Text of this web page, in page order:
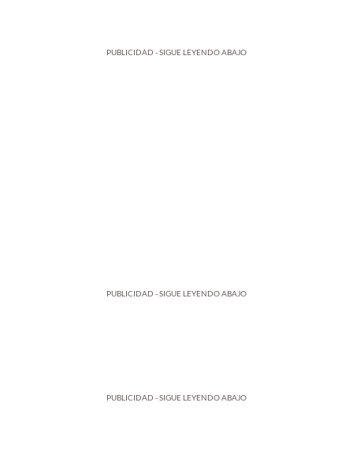
PUBLICIDAD - SIGUE LEYENDO ABAJO
PUBLICIDAD - SIGUE LEYENDO ABAJO
PUBLICIDAD - SIGUE LEYENDO ABAJO